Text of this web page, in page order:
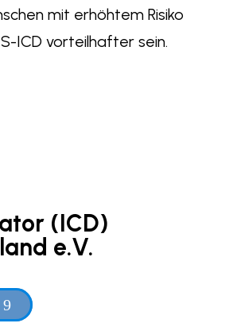
mit erhöhtem Risiko
ICD vorteilhafter sein.
(ICD)
e.V.